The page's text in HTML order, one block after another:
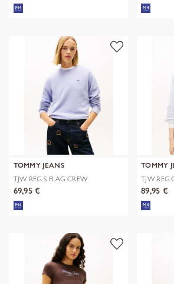
TOMMY JEANS
TJW REG S FLAG CREW
69,95 €
TOMMY
TJW REG
89,95 €